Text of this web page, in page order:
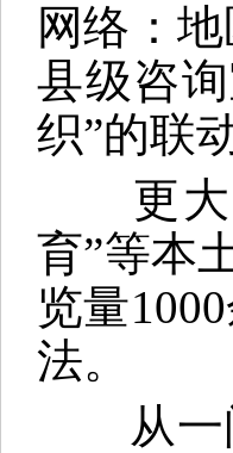
网络：
县级咨
织”的联
更大的
育”等本
览量
法。
从一间